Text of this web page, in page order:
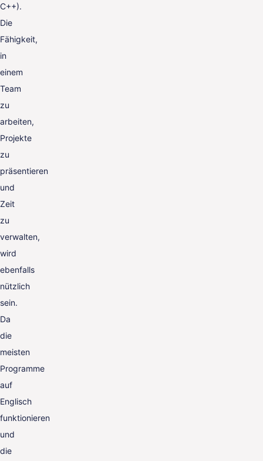
C++).
Die
Fähigkeit,
in
einem
Team
zu
arbeiten,
Projekte
zu
präsentieren
und
Zeit
zu
verwalten,
wird
ebenfalls
nützlich
sein.
Da
die
meisten
Programme
auf
Englisch
funktionieren
und
die